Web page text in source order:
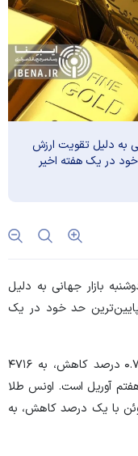
به دلیل تقویت ارزش
در یک هفته اخیر
بازار جهانی به دلیل
حد خود در یک
قیمت هر اونس طلا برای تحویل فوری با ۰.۷ درصد کاهش، به ۴۷۱۶
هفتم آوریل است. اونس طلا
با یک درصد کاهش، به